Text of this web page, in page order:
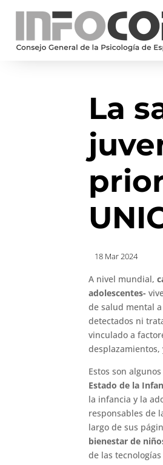
La
18 Mar 2024
A nivel mundial,
adolescentes-
de salud mental
detectados ni
vinculado a
desplazamientos,
Estos son
Estado de la
la infancia y la
responsables de
largo de sus
bienestar de
de las